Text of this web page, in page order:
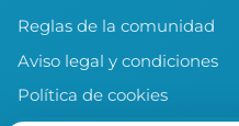
Reglas de la comunidad
Aviso legal y condiciones
Política de cookies